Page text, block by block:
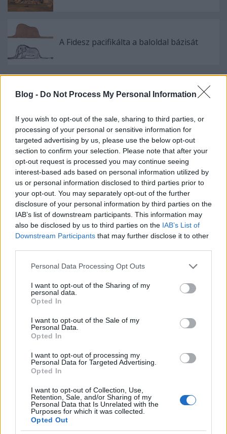
Blog - Do Not Process My Personal Information
If you wish to opt-out of the sale, sharing to third parties, or
processing of your personal or sensitive information for
targeted advertising by us, please use the below opt-out
section to confirm your selection. Please note that after your
opt-out request is processed you may continue seeing
interest-based ads based on personal information utilized by
us or personal information disclosed to third parties prior to
your opt-out. You may separately opt-out of the further
disclosure of your personal information by third parties on the
IAB’s list of downstream participants. This information may
also be disclosed by us to third parties on the IAB’s List of
Downstream Participants that may further disclose it to other
Please note that this website/app uses one or more Google
not limited to your visit or usage behaviour. You may click to
grant or deny consent to Google and its third-party tags to
use your data for below specified purposes in below Google
consent section.
Personal Data Processing Opt Outs
I want to opt-out of the Sharing of my
personal data.
Opted In
I want to opt-out of the Sale of my
Personal Data.
Opted In
I want to opt-out of processing my
Personal Data for Targeted Advertising.
Opted In
I want to opt-out of Collection, Use,
Retention, Sale, and/or Sharing of my
Personal Data that Is Unrelated with the
Purposes for which it was collected.
Opted Out
A Fidesz pacifikálta a baloldal bázisát
Szólj hozzá!
A hozzászóláshoz be kell lépned!
VAGY
rosta
16 éve
@Gabrilo: Mondjuk nem teljeskörűen. A spártaiak
a másként szexuáló athéni harcosokat. Ugyanakkor
a Platon az Állam írásakor a spártai állam mintáját
vette alapul.